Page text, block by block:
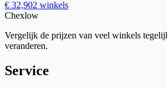
€ 32,902 winkels
Chexlow
Vergelijk de prijzen van veel winkels
veranderen.
Service